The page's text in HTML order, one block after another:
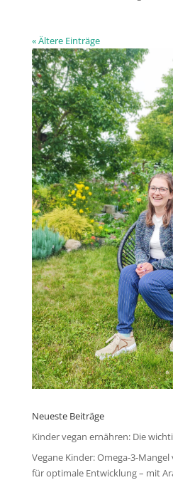
« Ältere Einträge
Neueste Beiträge
Kinder vegan ernähren: Die
Vegane Kinder: Omega-3-
für optimale Entwicklung – mit